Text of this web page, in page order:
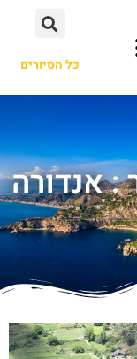
כל הסיורים
: אנדורה